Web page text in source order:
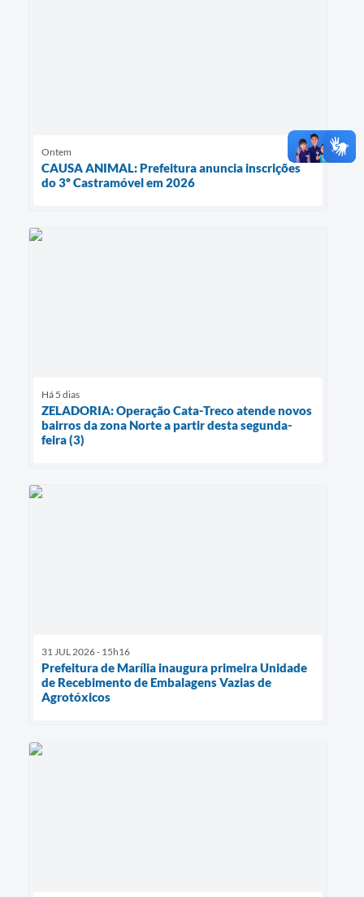
Ontem
CAUSA ANIMAL: Prefeitura anuncia inscrições
do 3º Castramóvel em 2026
Há 5 dias
ZELADORIA: Operação Cata-Treco atende novos
bairros da zona Norte a partir desta segunda-
feira (3)
31 JUL 2026 - 15h16
Prefeitura de Marília inaugura primeira Unidade
de Recebimento de Embalagens Vazias de
Agrotóxicos